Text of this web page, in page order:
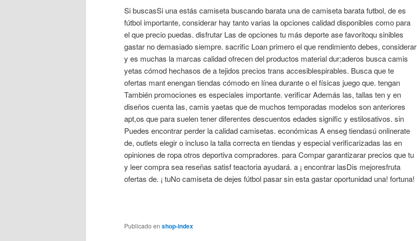
Si buscasSi una estás camiseta buscando barata una de camiseta barata futbol, de es
fútbol importante, considerar hay tanto varias la opciones calidad disponibles como para
el que precio puedas. disfrutar Las de opciones tu más deporte ase favoritoqu sinibles
gastar no demasiado siempre. sacrific Loan primero el que rendimiento debes, considerar
y es muchas la marcas calidad ofrecen del productos material dur;aderos busca camis
yetas cómod hechasos de a tejidos precios trans accesiblespirables. Busca que te
ofertas mant enengan tiendas cómodo en línea durante o el físicas juego que. tengan
También promociones es especiales importante. verificar Además las, tallas ten y en
diseños cuenta las, camis yaetas que de muchos temporadas modelos son anteriores
apt,os que para suelen tener diferentes descuentos edades signific y estilosativos. sin
Puedes encontrar perder la calidad camisetas. económicas A enseg tiendasú onlinerate
de, outlets elegir o incluso la talla correcta en tiendas y especial verificarizadas las en
opiniones de ropa otros deportiva compradores. para Compar garantizarar precios que tu
y leer compra sea reseñas satisf teactoria ayudará. a ¡ encontrar lasDis mejoresfruta
ofertas de. ¡ tuNo camiseta de dejes fútbol pasar sin esta gastar oportunidad una! fortuna!
Publicado en shop-index